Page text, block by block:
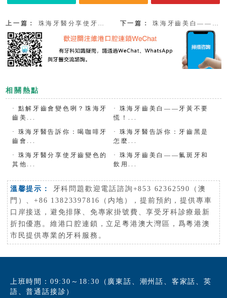
上一篇： 珠海牙醫分享使牙齒變色的其他因素有哪些？ 下一篇： 珠海牙齒美白——什麼原因會導緻牙齒變色呢？
相關熱點
·
點解牙齒會變色咧？珠海牙
齒美...
·
珠海牙齒美白——牙黃不要
慌！...
·
珠海牙醫告訴你：喝咖啡牙
齒會...
·
珠海牙醫告訴你：牙齒黑是
怎麼...
·
珠海牙醫分享使牙齒變色的
其他...
·
珠海牙齒美白——氟斑牙和
飲用...
溫馨提示：
牙科問題歡迎電話諮詢+853 62362590（澳
門）、+86 13823397816（内地），提前預約，提供專車
口岸接送，避免排隊、免專家掛號費、享受牙科診療最新
折扣優惠。維港口腔連鎖，立足粵港澳大灣區，爲粵港澳
市民提供專業的牙科服務。
上班時間：09:30～18:30（廣東話、潮州話、客家話、英
語、普通話接診）